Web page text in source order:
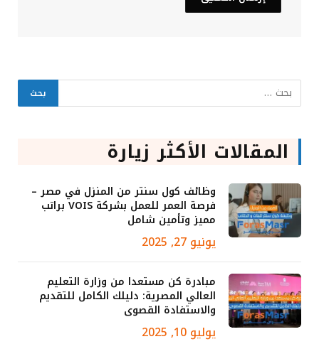
المقالات الأكثر زيارة
وظائف كول سنتر من المنزل في مصر –
فرصة العمر للعمل بشركة VOIS براتب
مميز وتأمين شامل
يونيو 27, 2025
مبادرة كن مستعدا من وزارة التعليم
العالي المصرية: دليلك الكامل للتقديم
والاستفادة القصوى
يوليو 10, 2025